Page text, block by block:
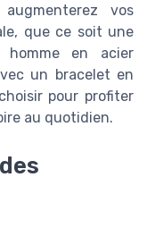
vos
que ce soit une
homme en acier
un bracelet en
pour profiter
au quotidien.